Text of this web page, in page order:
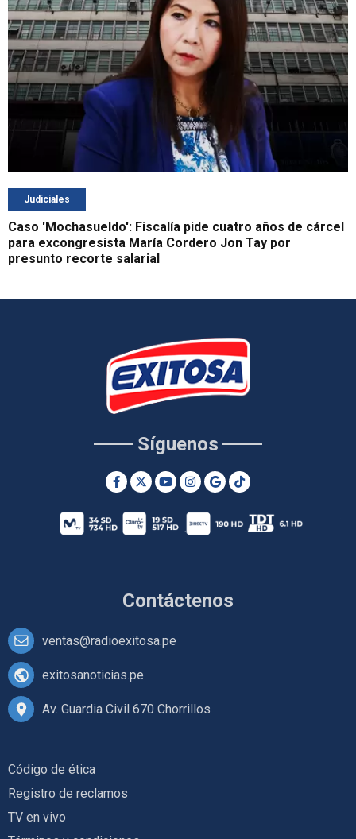
Judiciales
Caso 'Mochasueldo': Fiscalía pide cuatro años de cárcel
para excongresista María Cordero Jon Tay por
presunto recorte salarial
Contáctenos
ventas@radioexitosa.pe
exitosanoticias.pe
Av. Guardia Civil 670 Chorrillos
Síguenos
Código de ética
Registro de reclamos
TV en vivo